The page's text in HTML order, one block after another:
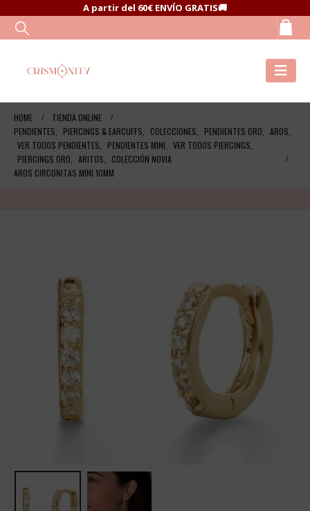
A partir del 60€ ENVÍO GRATIS🚚
HOME
TIENDA ONLINE
PENDIENTES
PIERCINGS & EARCUFFS COLECCIONES PENDIENTES ORO AROS
VER TODOS PENDIENTES
PENDIENTES MINI VER TODOS PIERCINGS
PIERCINGS ORO
ARITOS
COLECCIÓN NOVIA
AROS CIRCONITAS MINI 10MM